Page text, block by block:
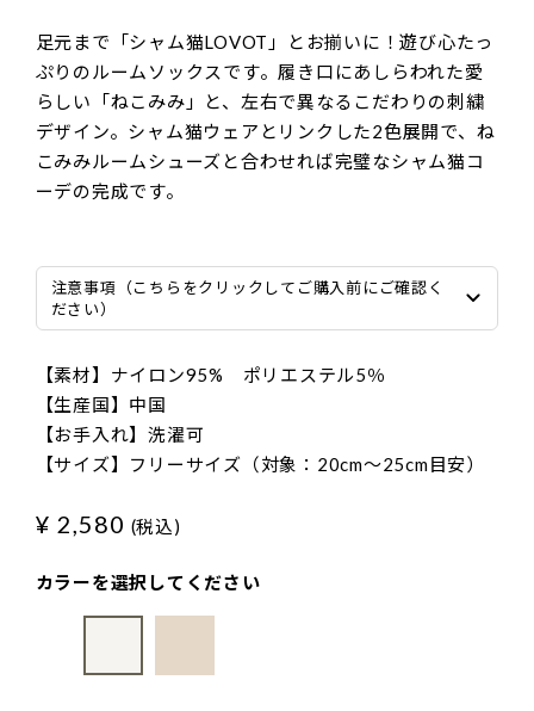
足元まで「シャム猫LOVOT」とお揃いに！遊び心たっ
ぷりのルームソックスです。履き口にあしらわれた愛
らしい「ねこみみ」と、左右で異なるこだわりの刺繍
デザイン。シャム猫ウェアとリンクした2色展開で、ね
こみみルームシューズと合わせれば完璧なシャム猫コ
ーデの完成です。
注意事項（こちらをクリックしてご購入前にご確認く
ださい）
【素材】ナイロン95% ポリエステル5％
【生産国】中国
【お手入れ】洗濯可
【サイズ】フリーサイズ（対象：20cm～25cm目安）
¥ 2,580 (税込)
カラーを選択してください